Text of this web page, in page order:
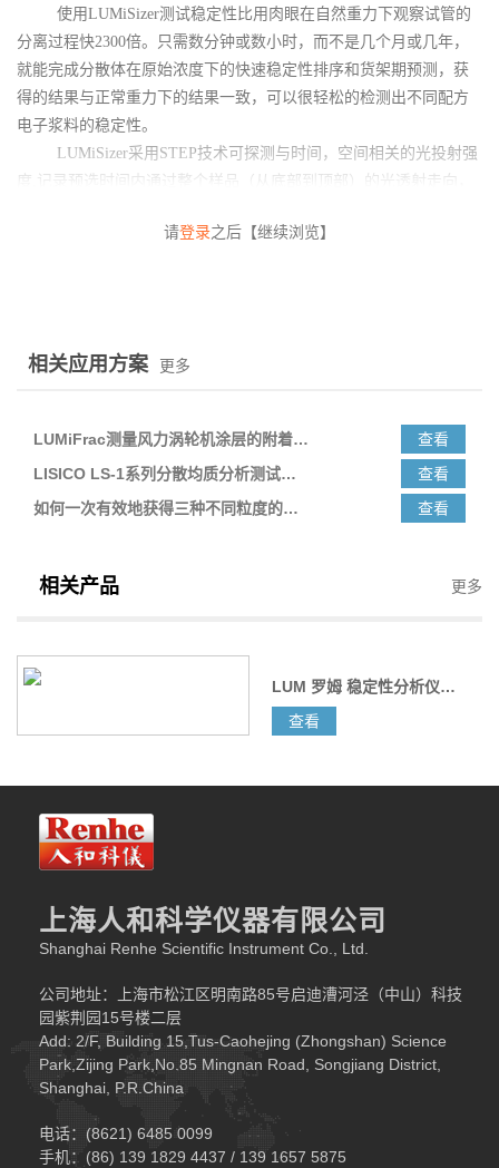
使用LUMiSizer测试稳定性比用肉眼在自然重力下观察试管的
分离过程快2300倍。只需数分钟或数小时，而不是几个月或几年，
就能完成分散体在原始浓度下的快速稳定性排序和货架期预测，获
得的结果与正常重力下的结果一致，可以很轻松的检测出不同配方
电子浆料的稳定性。
LUMiSizer采用 STEP技术可探测与时间，空间相关的光投射强
度
记录预选时间内通过整个样品（从底部到顶部）的光透射走向，
位置图谱（指纹图）可定性分析颗粒的分离行为。
能将最多12个样品同时置于各种温度和转速之下，设
定一个输出实时图像的时间间隔，将所有的图像汇集在一个坐标图
举例测验
转速，在实验
上图为银浆样品的透光率指纹图谱。其中，纵坐标代表透光
率，横坐标代表样品管位置。
我们发现随着实验的进行，该样品顶部的透光率变高，说明有
颗粒发生了沉降。且在实验初期，谱线的斜率平缓，呈现多分散沉
降；随后谱线的斜率变陡峭，呈现区域沉降。对其他2个样品也进行
的不稳定性指数的对比。
对实验全程时间内
组样品的不稳定性指数比较如下，从图可以
分辨出，红色样品的不稳定性指数最低，说明其越稳定。
通过对图像的数据分析，配方师可以判断银浆样品是否达到预期
请登录之后【继续浏览】
相关应用方案 更多
LUMiFrac测量风力涡轮机涂层的附着强度
查看
LISICO LS-1系列分散均质分析测试仪在银浆行业的应用
查看
如何一次有效地获得三种不同粒度的银粉产品？
查看
相关产品 更多
LUM 罗姆 稳定性分析仪（分散体系分析仪） LUMiSizer®
查看
上海人和科学仪器有限公司
Shanghai Renhe Scientific Instrument Co., Ltd.
公司地址：上海市松江区明南路85号启迪漕河泾（中山）科技
园紫荆园15号楼二层
Add: 2/F, Building 15,Tus-Caohejing (Zhongshan) Science
Park,Zijing Park,No.85 Mingnan Road, Songjiang District,
Shanghai, P.R.China
电话：(8621) 6485 0099
手机：(86) 139 1829 4437 / 139 1657 5875